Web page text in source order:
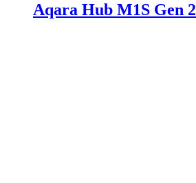
Aqara Hub M1S Gen 2